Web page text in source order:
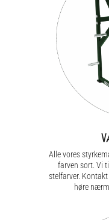
Alle vores
farven sort. Vi
stelfarver.
høre